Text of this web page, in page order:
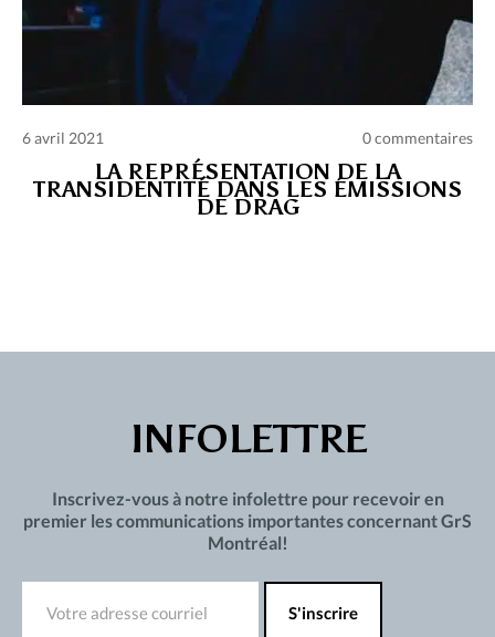
6 avril 2021 0 commentaires
LA REPRÉSENTATION DE LA
TRANSIDENTITÉ DANS LES ÉMISSIONS
DE DRAG
INFOLETTRE
Inscrivez-vous à notre infolettre pour recevoir en
premier les communications importantes concernant GrS
Montréal!